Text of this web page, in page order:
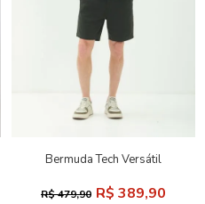
Bermuda Tech Versátil
R$ 479,90 R$ 389,90